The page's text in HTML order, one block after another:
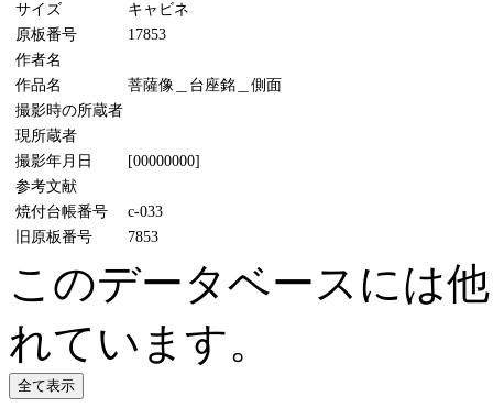
サイズ
キャビネ
原板番号
17853
作者名
作品名
菩薩像＿台座銘＿側面
撮影時の所蔵者
現所蔵者
撮影年月日
[00000000]
参考文献
焼付台帳番号
c-033
旧原板番号
7853
このデータベースには
れています。